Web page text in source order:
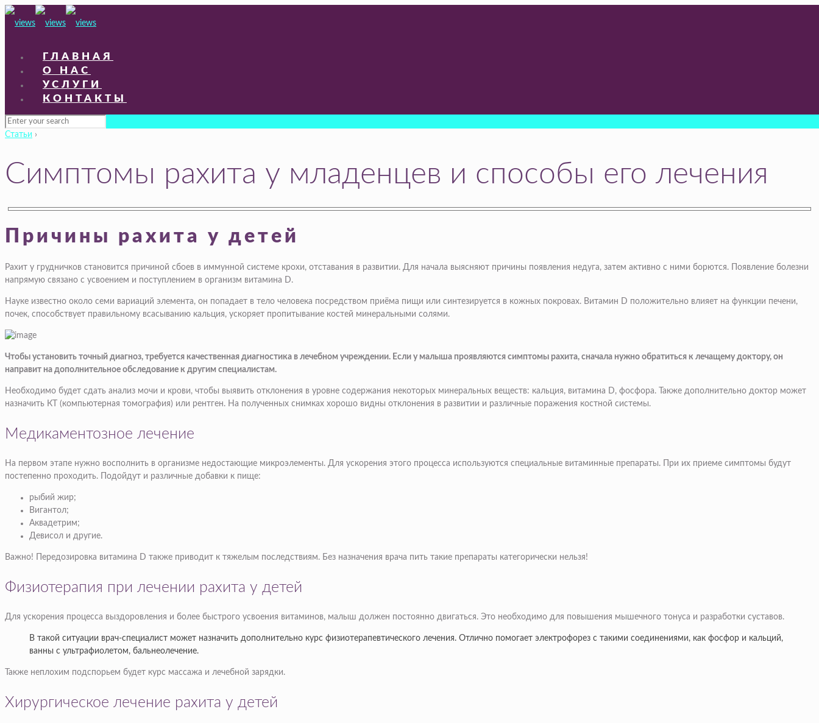
ГЛАВНАЯ
О НАС
УСЛУГИ
КОНТАКТЫ
Статьи ›
Симптомы рахита у младенцев и способы его лечения
Причины рахита у детей
Рахит у грудничков становится причиной сбоев в иммунной системе крохи, отставания в развитии. Для начала выясняют причины появления недуга, затем активно с ними борются. Появление болезни
напрямую связано с усвоением и поступлением в организм витамина D.
Науке известно около семи вариаций элемента, он попадает в тело человека посредством приёма пищи или синтезируется в кожных покровах. Витамин D положительно влияет на функции печени,
почек, способствует правильному всасыванию кальция, ускоряет пропитывание костей минеральными солями.
Чтобы установить точный диагноз, требуется качественная диагностика в лечебном учреждении. Если у малыша проявляются симптомы рахита, сначала нужно обратиться к лечащему доктору, он
направит на дополнительное обследование к другим специалистам.
Необходимо будет сдать анализ мочи и крови, чтобы выявить отклонения в уровне содержания некоторых минеральных веществ: кальция, витамина D, фосфора. Также дополнительно доктор может
назначить КТ (компьютерная томография) или рентген. На полученных снимках хорошо видны отклонения в развитии и различные поражения костной системы.
Медикаментозное лечение
На первом этапе нужно восполнить в организме недостающие микроэлементы. Для ускорения этого процесса используются специальные витаминные препараты. При их приеме симптомы будут
постепенно проходить. Подойдут и различные добавки к пище:
рыбий жир;
Вигантол;
Аквадетрим;
Девисол и другие.
Важно! Передозировка витамина D также приводит к тяжелым последствиям. Без назначения врача пить такие препараты категорически нельзя!
Физиотерапия при лечении рахита у детей
Для ускорения процесса выздоровления и более быстрого усвоения витаминов, малыш должен постоянно двигаться. Это необходимо для повышения мышечного тонуса и разработки суставов.
В такой ситуации врач-специалист может назначить дополнительно курс физиотерапевтического лечения. Отлично помогает электрофорез с такими соединениями, как фосфор и кальций,
ванны с ультрафиолетом, бальнеолечение.
Также неплохим подспорьем будет курс массажа и лечебной зарядки.
Хирургическое лечение рахита у детей